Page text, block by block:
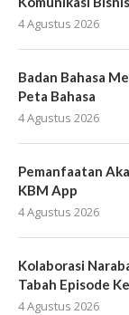
4 Agustus 2026
Badan Bahasa
Peta Bahasa
4 Agustus 2026
Pemanfaatan
KBM App
4 Agustus 2026
Kolaborasi
Tabah Episode
4 Agustus 2026